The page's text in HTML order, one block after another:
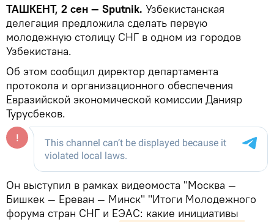
ТАШКЕНТ, 2 сен — Sputnik. Узбекистанская
делегация предложила сделать первую
молодежную столицу СНГ в одном из городов
Узбекистана.
Об этом сообщил директор департамента
протокола и организационного обеспечения
Евразийской экономической комиссии Данияр
Турусбеков.
Он выступил в рамках видеомоста "Москва —
Бишкек — Ереван — Минск" "Итоги Молодежного
форума стран СНГ и ЕЭАС: какие инициативы